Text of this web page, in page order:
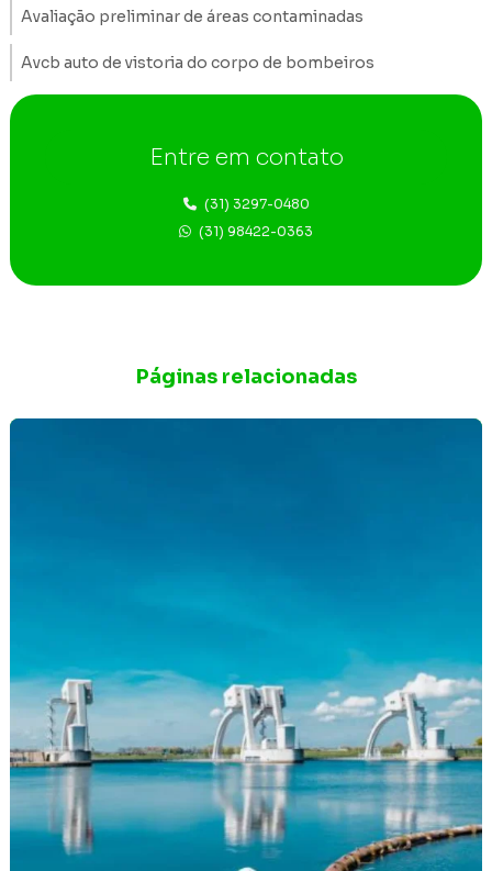
Avaliação preliminar de áreas contaminadas
Avcb auto de vistoria do corpo de bombeiros
Consultoria ambiental Belo Horizonte
Consultoria ambiental em Betim
Consultoria fauna e flora Belo Horizonte
Elaboração de estudos de impacto
Elaboração de plano de intervenção ambiental
Empresa de análise de água
Empresa engenharia ambiental
Empresa de engenharia ambiental em Ibirité
Entre em contato
(31) 3297-0480
(31) 98422-0363
Páginas relacionadas